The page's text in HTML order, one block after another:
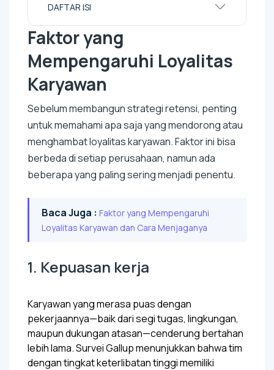
DAFTAR ISI
Faktor yang
Mempengaruhi Loyalitas
Karyawan
Sebelum membangun strategi retensi, penting
untuk memahami apa saja yang mendorong atau
menghambat loyalitas karyawan. Faktor ini bisa
berbeda di setiap perusahaan, namun ada
beberapa yang paling sering menjadi penentu.
Baca Juga : Faktor yang Mempengaruhi
Loyalitas Karyawan dan Cara Menjaganya
1. Kepuasan kerja
Karyawan yang merasa puas dengan
pekerjaannya—baik dari segi tugas, lingkungan,
maupun dukungan atasan—cenderung bertahan
lebih lama. Survei Gallup menunjukkan bahwa tim
dengan tingkat keterlibatan tinggi memiliki